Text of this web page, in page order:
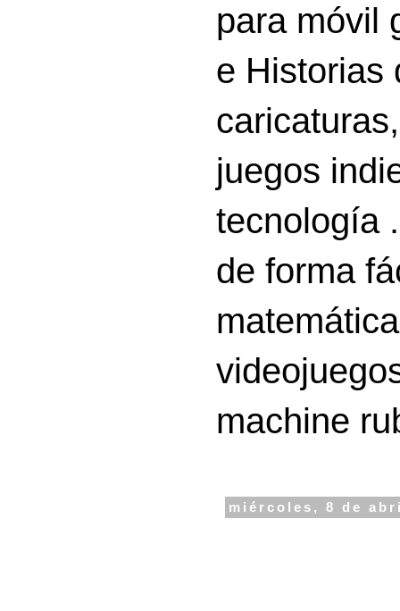
para móvil
e Historias
juegos
tecnología
de forma
machine
miércoles, 8 de